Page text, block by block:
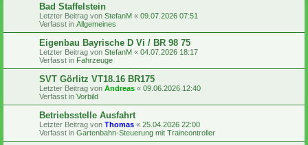
Bad Staffelstein
Letzter Beitrag von StefanM « 09.07.2026 07:51
Verfasst in Allgemeines
Eigenbau Bayrische D Vi / BR 98 75
Letzter Beitrag von StefanM « 04.07.2026 18:17
Verfasst in Fahrzeuge
SVT Görlitz VT18.16 BR175
Letzter Beitrag von Andreas « 09.06.2026 12:40
Verfasst in Vorbild
Betriebsstelle Ausfahrt
Letzter Beitrag von Thomas « 25.04.2026 22:00
Verfasst in Gartenbahn-Steuerung mit Traincontroller